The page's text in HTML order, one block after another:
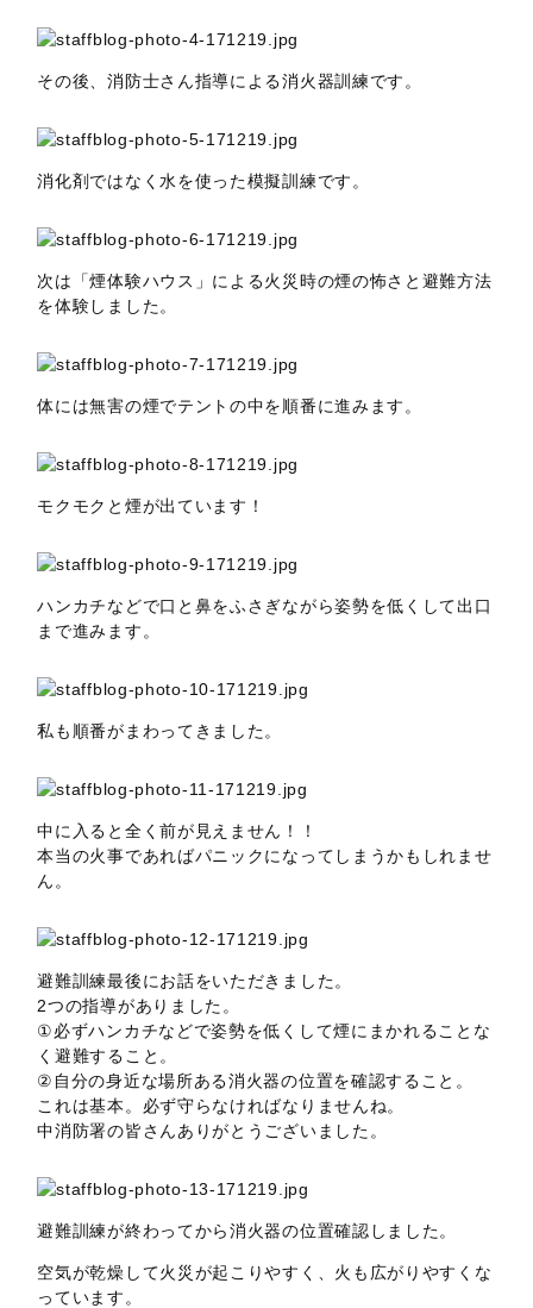
その後、消防士さん指導による消火器訓練です。
消化剤ではなく水を使った模擬訓練です。
次は「煙体験ハウス」による火災時の煙の怖さと避難方法
を体験しました。
体には無害の煙でテントの中を順番に進みます。
モクモクと煙が出ています！
ハンカチなどで口と鼻をふさぎながら姿勢を低くして出口
まで進みます。
私も順番がまわってきました。
中に入ると全く前が見えません！！
本当の火事であればパニックになってしまうかもしれませ
ん。
避難訓練最後にお話をいただきました。
2つの指導がありました。
①必ずハンカチなどで姿勢を低くして煙にまかれることな
く避難すること。
②自分の身近な場所ある消火器の位置を確認すること。
これは基本。必ず守らなければなりませんね。
中消防署の皆さんありがとうございました。
避難訓練が終わってから消火器の位置確認しました。
空気が乾燥して火災が起こりやすく、火も広がりやすくな
っています。